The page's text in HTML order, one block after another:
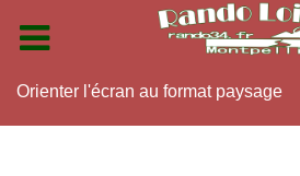
Orienter l'écran au format paysage